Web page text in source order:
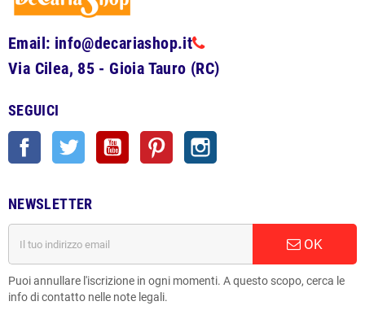
Email: info@decariashop.it
Via Cilea, 85 - Gioia Tauro (RC)
SEGUICI
Facebook Twitter YouTube Pinterest
NEWSLETTER
OK
Puoi annullare l'iscrizione in ogni momenti. A questo scopo, cerca le
info di contatto nelle note legali.